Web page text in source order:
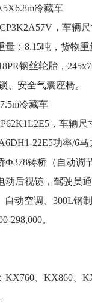
冷藏车
，车辆
量：8.15吨，货物
钢丝轮胎，
、安全气囊座椅。
冷藏车
，车辆尺
22E5功率/6
Ф378铸桥（自动调
动后视镜，驾驶员
自动空调、300L钢
298,000。
、KX860、